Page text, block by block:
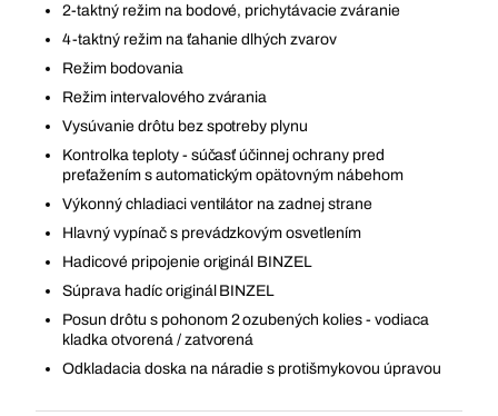
2-taktný režim na bodové, prichytávacie zváranie
4-taktný režim na ťahanie dlhých zvarov
Režim bodovania
Režim intervalového zvárania
Vysúvanie drôtu bez spotreby plynu
Kontrolka teploty - súčasť účinnej ochrany pred
preťažením s automatickým opätovným nábehom
Výkonný chladiaci ventilátor na zadnej strane
Hlavný vypínač s prevádzkovým osvetlením
Hadicové pripojenie originál BINZEL
Súprava hadíc originál BINZEL
Posun drôtu s pohonom 2 ozubených kolies - vodiaca
kladka otvorená / zatvorená
Odkladacia doska na náradie s protišmykovou úpravou